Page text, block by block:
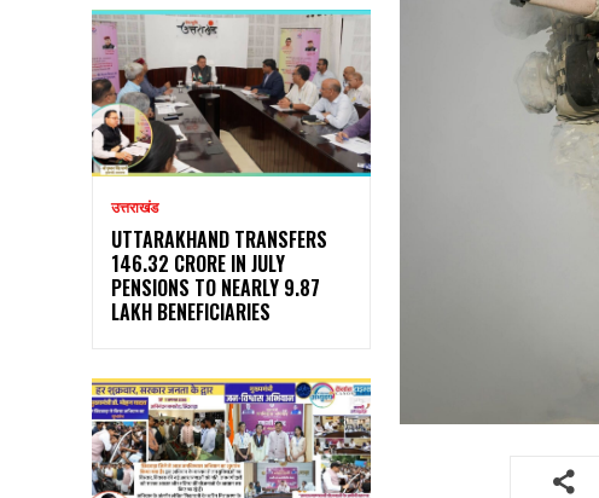
उत्तराखंड
UTTARAKHAND TRANSFERS
₹146.32 CRORE IN JULY
PENSIONS TO NEARLY 9.87
LAKH BENEFICIARIES